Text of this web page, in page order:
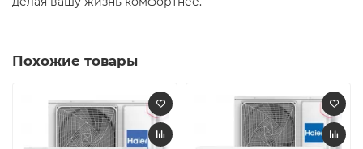
Похожие товары